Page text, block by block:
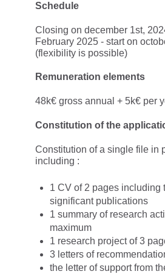
Schedule
Closing on december 1st,
February 2025 - start on
(flexibility is possible)
Remuneration elements
48k€ gross annual + 5k€ per
Constitution of the
Constitution of a single file in
including :
1 CV of 2 pages including
significant publications
1 summary of research
maximum
1 research project of 3
3 letters of
the letter of support from